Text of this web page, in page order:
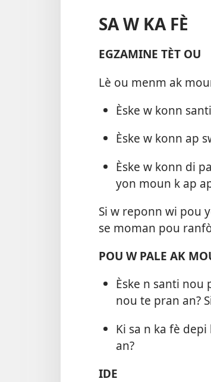
SA W KA FÈ
EGZAMINE TÈT OU
Lè ou menm ak
Èske w konn
Èske w konn ap
Èske w konn di
yon moun k ap
Si w reponn wi pou
se moman pou
POU W PALE AK
Èske n santi
nou te pran an?
Ki sa n ka fè
an?
IDE